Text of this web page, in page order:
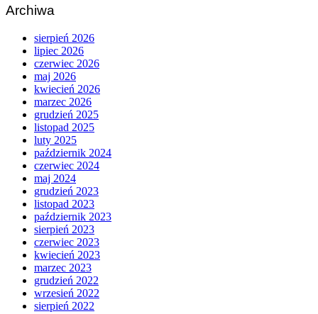
Archiwa
sierpień 2026
lipiec 2026
czerwiec 2026
maj 2026
kwiecień 2026
marzec 2026
grudzień 2025
listopad 2025
luty 2025
październik 2024
czerwiec 2024
maj 2024
grudzień 2023
listopad 2023
październik 2023
sierpień 2023
czerwiec 2023
kwiecień 2023
marzec 2023
grudzień 2022
wrzesień 2022
sierpień 2022